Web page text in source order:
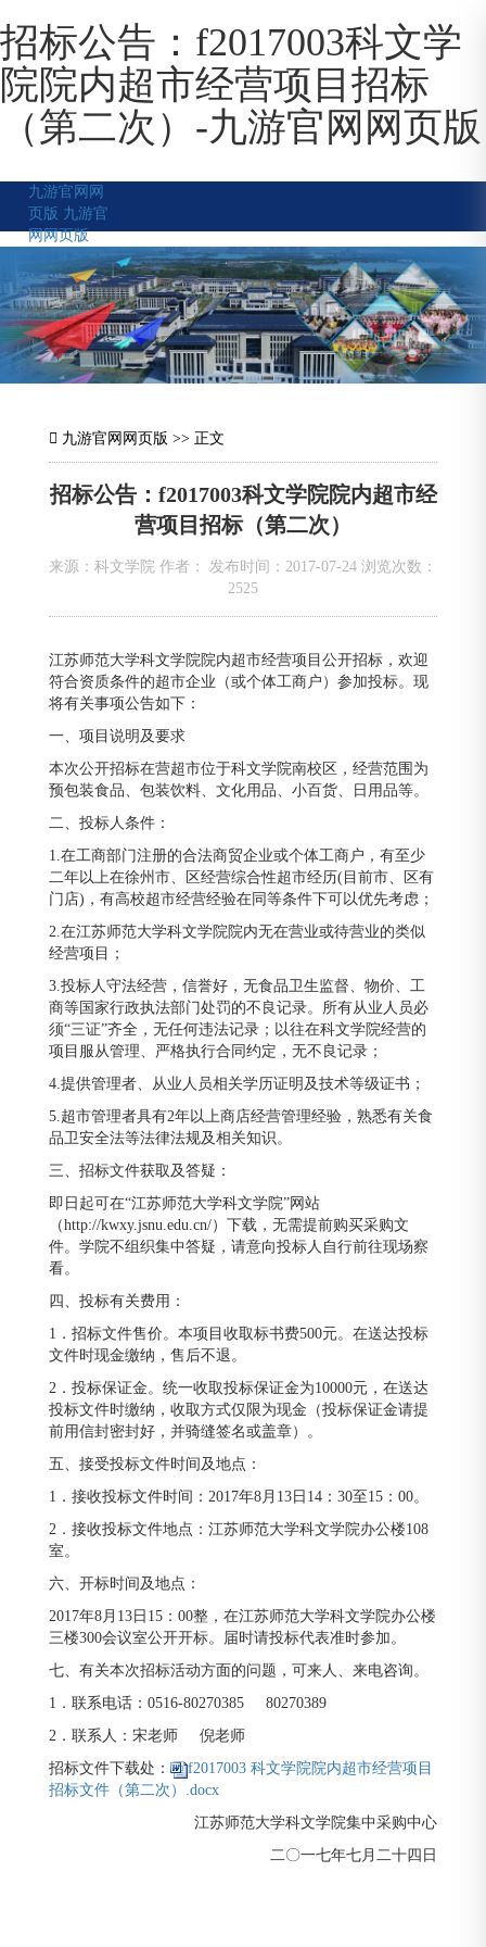
招标公告：f2017003科文学
院院内超市经营项目招标
（第二次）-九游官网网页版
九游官网网
页版 九游官
网网页版
九游官网网页版 >> 正文
招标公告：f2017003科文学院院内超市经
营项目招标（第二次）
来源：科文学院 作者： 发布时间：2017-07-24 浏览次数：
2525
江苏师范大学科文学院院内超市经营项目公开招标，欢迎
符合资质条件的超市企业（或个体工商户）参加投标。现
将有关事项公告如下：
一、项目说明及要求
本次公开招标在营超市位于科文学院南校区，经营范围为
预包装食品、包装饮料、文化用品、小百货、日用品等。
二、投标人条件：
1.在工商部门注册的合法商贸企业或个体工商户，有至少
二年以上在徐州市、区经营综合性超市经历(目前市、区有
门店)，有高校超市经营经验在同等条件下可以优先考虑；
2.在江苏师范大学科文学院院内无在营业或待营业的类似
经营项目；
3.投标人守法经营，信誉好，无食品卫生监督、物价、工
商等国家行政执法部门处罚的不良记录。所有从业人员必
须“三证”齐全，无任何违法记录；以往在科文学院经营的
项目服从管理、严格执行合同约定，无不良记录；
4.提供管理者、从业人员相关学历证明及技术等级证书；
5.超市管理者具有2年以上商店经营管理经验，熟悉有关食
品卫安全法等法律法规及相关知识。
三、招标文件获取及答疑：
即日起可在“江苏师范大学科文学院”网站
（http://kwxy.jsnu.edu.cn/）下载，无需提前购买采购文
件。学院不组织集中答疑，请意向投标人自行前往现场察
看。
四、投标有关费用：
1．招标文件售价。本项目收取标书费500元。在送达投标
文件时现金缴纳，售后不退。
2．投标保证金。统一收取投标保证金为10000元，在送达
投标文件时缴纳，收取方式仅限为现金（投标保证金请提
前用信封密封好，并骑缝签名或盖章）。
五、接受投标文件时间及地点：
1．接收投标文件时间：2017年8月13日14：30至15：00。
2．接收投标文件地点：江苏师范大学科文学院办公楼108
室。
六、开标时间及地点：
2017年8月13日15：00整，在江苏师范大学科文学院办公楼
三楼300会议室公开开标。届时请投标代表准时参加。
七、有关本次招标活动方面的问题，可来人、来电咨询。
1．联系电话：0516-80270385 80270389
2．联系人：宋老师 倪老师
招标文件下载处：
f2017003 科文学院院内超市经营项目
招标文件（第二次）.docx
江苏师范大学科文学院集中采购中心
二〇一七年七月二十四日